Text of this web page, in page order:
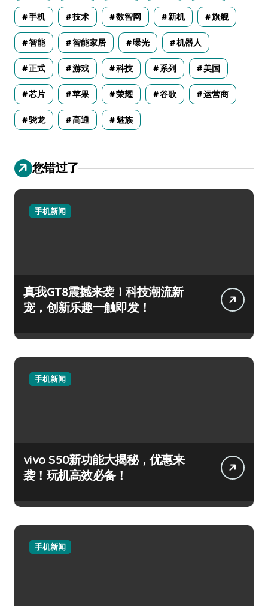
手机 技术 数智网 新机 旗舰
智能 智能家居 曝光 机器人
正式 游戏 科技 系列 美国
芯片 苹果 荣耀 谷歌 运营商
骁龙 高通 魅族
您错过了
手机新闻
真我GT8震撼来袭！科技潮流新
宠，创新乐趣一触即发！
手机新闻
vivo S50新功能大揭秘，优惠来
袭！玩机高效必备！
手机新闻